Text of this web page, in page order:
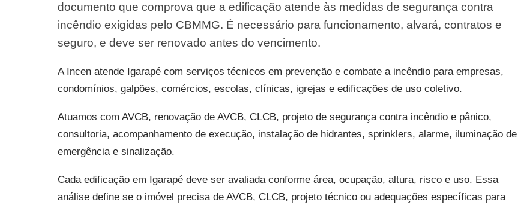
documento que comprova que a edificação atende às medidas de segurança contra
incêndio exigidas pelo CBMMG. É necessário para funcionamento, alvará, contratos e
seguro, e deve ser renovado antes do vencimento.
A Incen atende Igarapé com serviços técnicos em prevenção e combate a incêndio para empresas,
condomínios, galpões, comércios, escolas, clínicas, igrejas e edificações de uso coletivo.
Atuamos com AVCB, renovação de AVCB, CLCB, projeto de segurança contra incêndio e pânico,
consultoria, acompanhamento de execução, instalação de hidrantes, sprinklers, alarme, iluminação de
emergência e sinalização.
Cada edificação em Igarapé deve ser avaliada conforme área, ocupação, altura, risco e uso. Essa
análise define se o imóvel precisa de AVCB, CLCB, projeto técnico ou adequações específicas para